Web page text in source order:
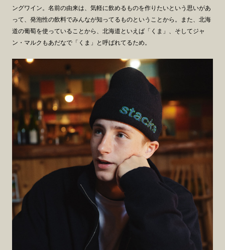
ングワイン。名前の由来は、気軽に飲めるものを作りたいという思いがあ
って、発泡性の飲料でみんなが知ってるものということから。また、北海
道の葡萄を使っていることから、北海道といえば「くま」、そしてジャ
ン・マルクもあだなで「くま」と呼ばれてるため。